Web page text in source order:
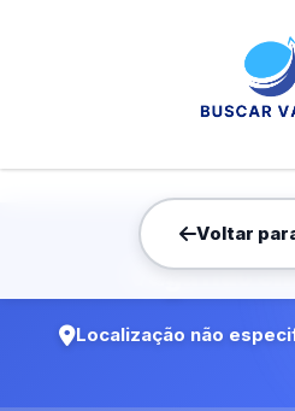
Voltar
Vaga não
Localização não